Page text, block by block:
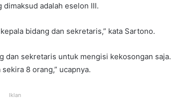
adalah eselon III.
bidang dan sekretaris,” kata Sartono.
dan sekretaris untuk mengisi kekosongan saja.
8 orang,” ucapnya.
Iklan